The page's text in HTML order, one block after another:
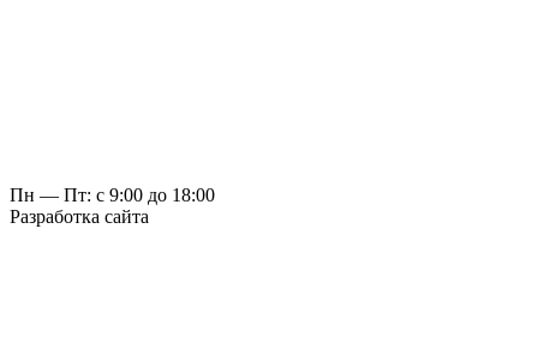
Пн — Пт: с 9:00 до 18:00
Разработка сайта